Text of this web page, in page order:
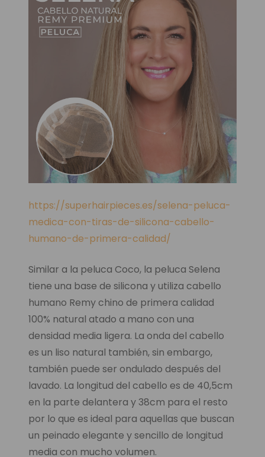
https://superhairpieces.es/selena-peluca-
medica-con-tiras-de-silicona-cabello-
humano-de-primera-calidad/
Similar a la peluca Coco, la peluca Selena
tiene una base de silicona y utiliza cabello
humano Remy chino de primera calidad
100% natural atado a mano con una
densidad media ligera. La onda del cabello
es un liso natural también, sin embargo,
también puede ser ondulado después del
lavado. La longitud del cabello es de 40,5cm
en la parte delantera y 38cm para el resto
por lo que es ideal para aquellas que buscan
un peinado elegante y sencillo de longitud
media con mucho volumen.